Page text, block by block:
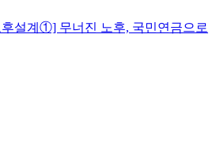
설계①] 무너진 노후, 국민연금으로